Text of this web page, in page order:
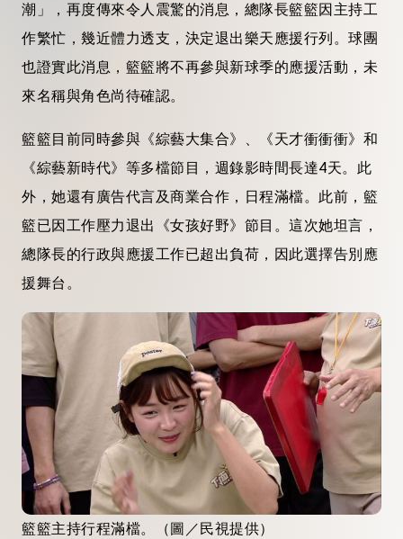
潮」，再度傳來令人震驚的消息，總隊長籃籃因主持工
作繁忙，幾近體力透支，決定退出樂天應援行列。球團
也證實此消息，籃籃將不再參與新球季的應援活動，未
來名稱與角色尚待確認。
籃籃目前同時參與《綜藝大集合》、《天才衝衝衝》和
《綜藝新時代》等多檔節目，週錄影時間長達4天。此
外，她還有廣告代言及商業合作，日程滿檔。此前，籃
籃已因工作壓力退出《女孩好野》節目。這次她坦言，
總隊長的行政與應援工作已超出負荷，因此選擇告別應
援舞台。
籃籃主持行程滿檔。（圖／民視提供）